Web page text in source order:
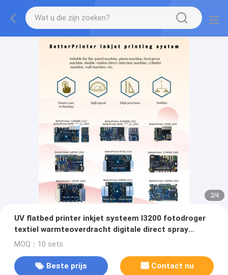
2/4
UV flatbed printer inkjet systeem I3200 fotodroger
textiel warmteoverdracht digitale direct spray
textielprinter
MOQ：10 sets
Beste prijs Contact nu